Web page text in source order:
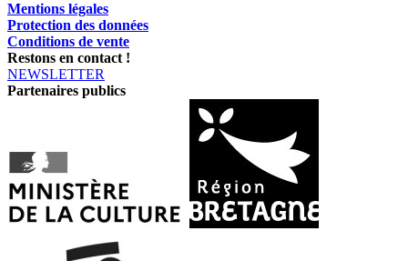
Mentions légales
Protection des données
Conditions de vente
Restons en contact !
NEWSLETTER
Partenaires publics